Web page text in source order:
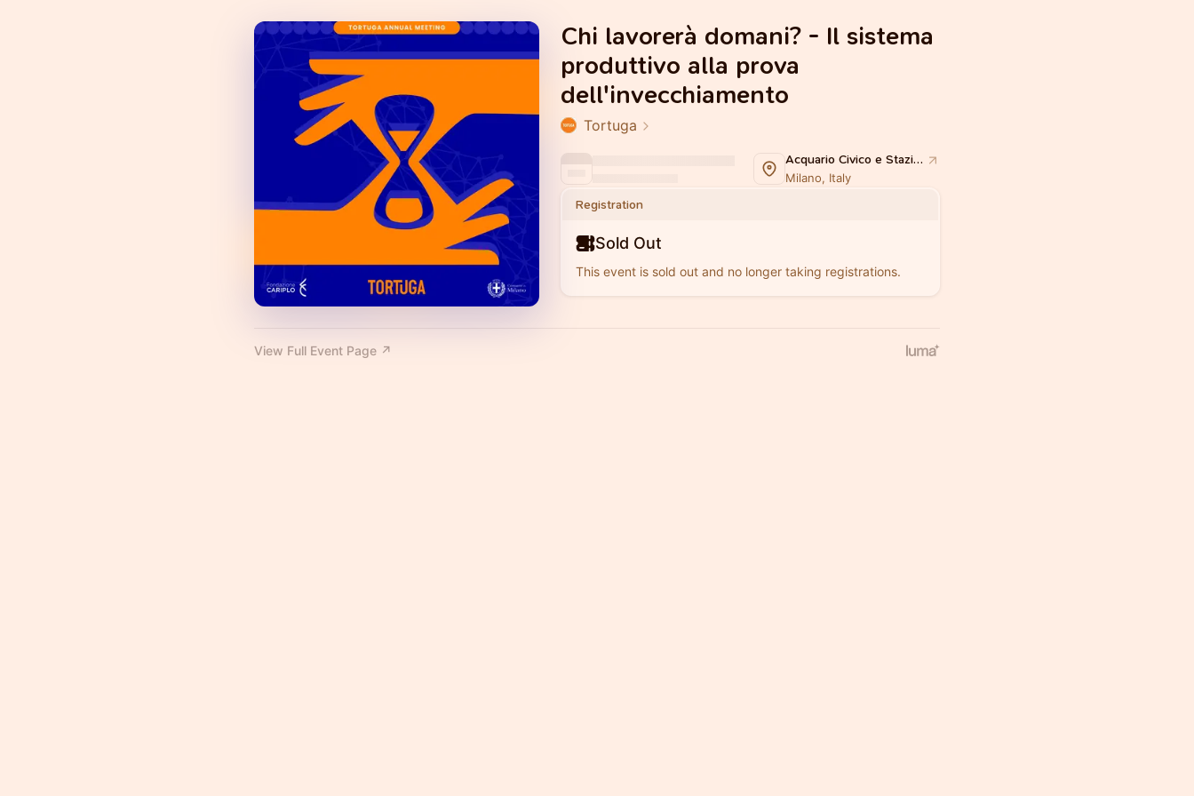
Chi lavorerà domani? - Il sistema
produttivo alla prova
dell'invecchiamento
Tortuga
Acquario Civico e Stazione Idrobiologica di Milano
Milano, Italy
Registration
Sold Out
This event is sold out and no longer taking registrations.
View Full Event Page ↗